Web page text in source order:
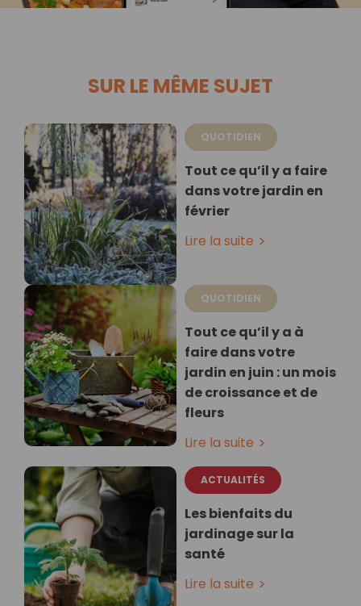
SUR LE MÊME SUJET
QUOTIDIEN
Tout ce qu’il y a faire
dans votre jardin en
février
Lire la suite
QUOTIDIEN
Tout ce qu’il y a à
faire dans votre
jardin en juin : un mois
de croissance et de
fleurs
Lire la suite
ACTUALITÉS
Les bienfaits du
jardinage sur la
santé
Lire la suite